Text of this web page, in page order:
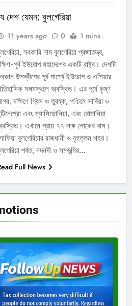
দেশ যেমন: বুলগেরিয়া
11 years ago 0 1 mins
সরকারি নাম বুলগেরিয়া প্রজাতন্ত্র,
পূর্ব ইউরোপ মহাদেশের একটি রাষ্ট্র। দেশটি
উপদ্বীপের পূর্ব পার্শ্বে ইউরোপ ও এশিয়ার
সঙ্গমস্থলে অবস্থিত। এর পূর্বে কৃষ্ণ
দক্ষিণে গ্রিস ও তুরষ্ক, পশ্চিমে সার্বিয়া ও
এবং ম্যাসিডোনিয়া, এবং রোমানিয়া
এখানে প্রায় ৭৭ লক্ষ লোকের বাস।
বুলগেরিয়ার রাজধানী ও বৃহত্তম শহর।
পর্বত, নদনদী ও সমভূমির…
Full News
Ad
3